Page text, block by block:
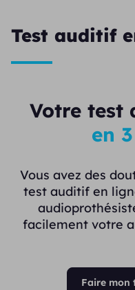
Test auditif
Votre test
en
Vous avez des
test auditif en
facilement votre
Faire mon